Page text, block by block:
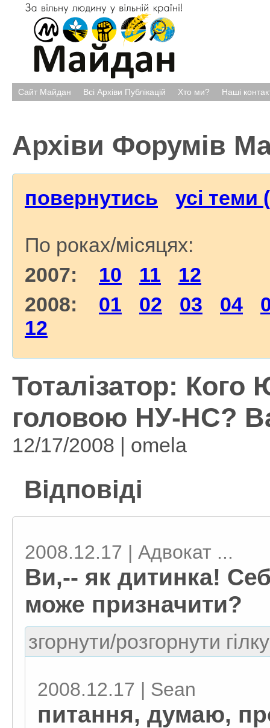
Сайт Майдан Всі Архіви Публікацій Хто ми? Наші
Архіви Форумів
повернутись усі теми
По роках/місяцях:
2007: 10 11
12
2008: 01 02 03 04
12
Тоталізатор:
головою НУ-НС?
12/17/2008 | omela
Відповіді
2008.12.17 | Адвокат ...
Ви,-- як дитинка!
може призначити?
згорнути/розгорнути
2008.12.17 | Sean
питання, думаю,